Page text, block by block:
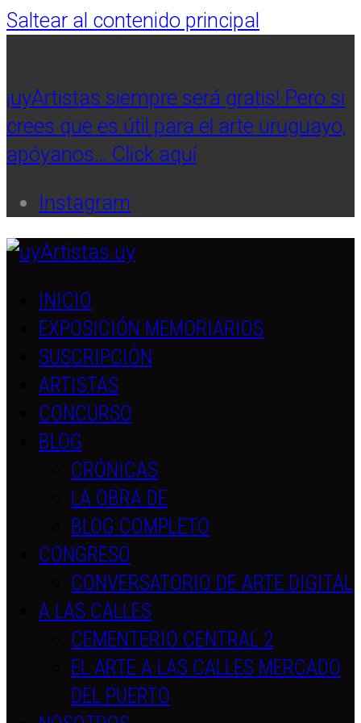
Saltear al contenido principal
¡uyArtistas siempre será gratis! Pero si
crees que es útil para el arte uruguayo,
apóyanos… Click aquí
Instagram
INICIO
EXPOSICIÓN MEMORIARIOS
SUSCRIPCIÓN
ARTISTAS
CONCURSO
BLOG
CRÓNICAS
LA OBRA DE
BLOG COMPLETO
CONGRESO
CONVERSATORIO DE ARTE DIGITAL
A LAS CALLES
CEMENTERIO CENTRAL 2
EL ARTE A LAS CALLES MERCADO
DEL PUERTO